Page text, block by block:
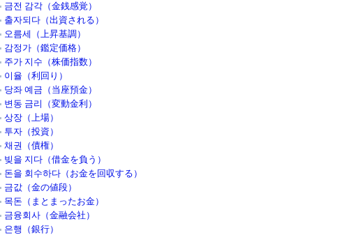
금전 감각（金銭感覚）
출자되다（出資される）
오름세（上昇基調）
감정가（鑑定価格）
주가 지수（株価指数）
이율（利回り）
당좌 예금（当座預金）
변동 금리（変動金利）
상장（上場）
투자（投資）
채권（債権）
빚을 지다（借金を負う）
돈을 회수하다（お金を回収する）
금값（金の値段）
목돈（まとまったお金）
금융회사（金融会社）
은행（銀行）